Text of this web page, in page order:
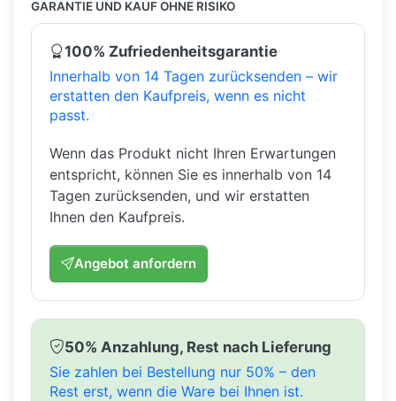
GARANTIE UND KAUF OHNE RISIKO
100% Zufriedenheitsgarantie
Innerhalb von 14 Tagen zurücksenden – wir
erstatten den Kaufpreis, wenn es nicht
passt.
Wenn das Produkt nicht Ihren Erwartungen
entspricht, können Sie es innerhalb von 14
Tagen zurücksenden, und wir erstatten
Ihnen den Kaufpreis.
Angebot anfordern
50% Anzahlung, Rest nach Lieferung
Sie zahlen bei Bestellung nur 50% – den
Rest erst, wenn die Ware bei Ihnen ist.